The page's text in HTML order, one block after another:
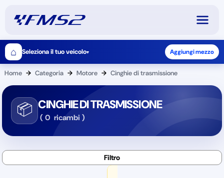
⌂ Seleziona il tuo veicolo▾ Aggiungi mezzo
Home → Categoria → Motore → Cinghie di trasmissione
📦 CINGHIE DI TRASMISSIONE
( 0 ricambi )